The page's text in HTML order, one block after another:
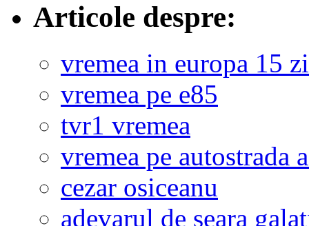
Articole despre:
vremea in europa 15
vremea pe e85
tvr1 vremea
vremea pe autostrada
cezar osiceanu
adevarul de seara